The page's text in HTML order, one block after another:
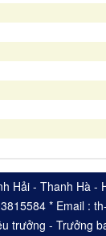
Hải - Thanh Hà -
* Email :
trưởng - Trưởng